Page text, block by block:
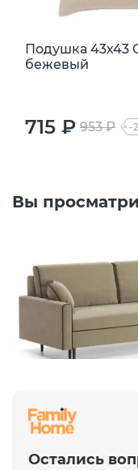
Подушка 43х43
бежевый
715 ₽ 953 ₽ -
Вы
Диван Порту
бежевый
Остались